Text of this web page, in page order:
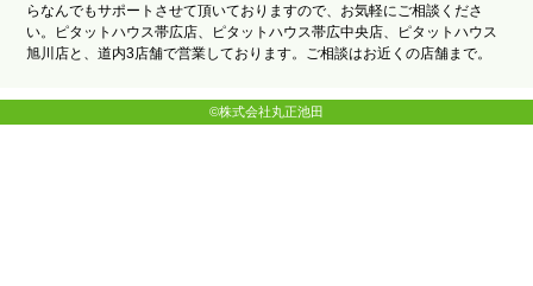
らなんでもサポートさせて頂いておりますので、お気軽にご相談くださ
い。ピタットハウス帯広店、ピタットハウス帯広中央店、ピタットハウス
旭川店と、道内3店舗で営業しております。ご相談はお近くの店舗まで。
©株式会社丸正池田